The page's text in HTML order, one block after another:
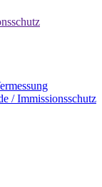
/ Immissionsschutz